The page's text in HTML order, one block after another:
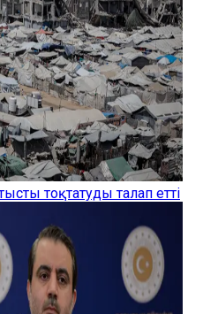
тоқтатуды талап етті